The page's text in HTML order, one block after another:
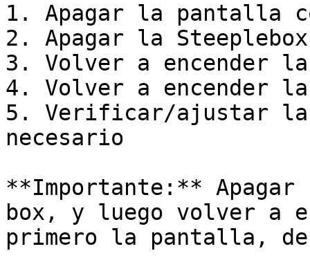
1. Apagar la pantalla
2. Apagar la
3. Volver a encender
4. Volver a encender la
5. Verificar/ajustar la
necesario
**Importante:**
box, y luego volver a
primero la pantalla,